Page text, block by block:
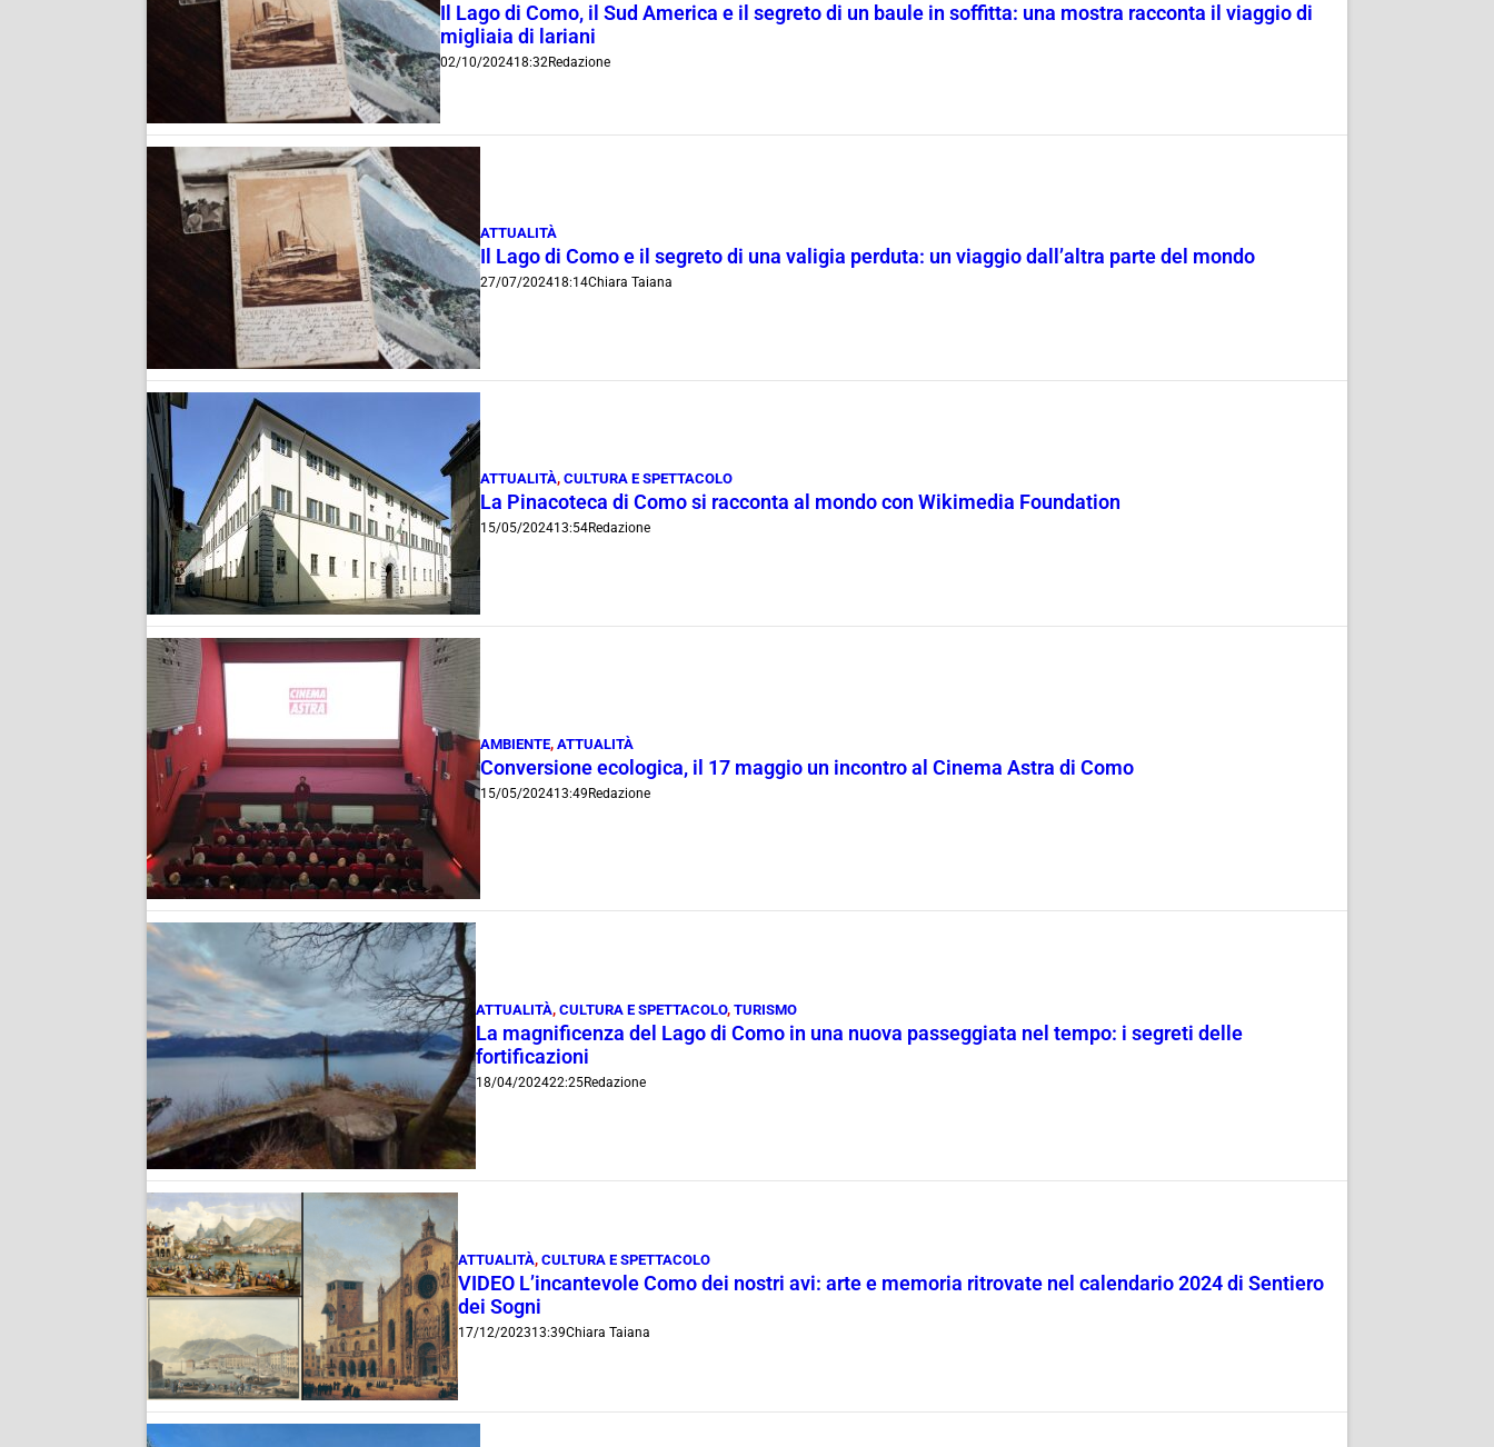
Il Lago di Como, il Sud America e il segreto di un baule in soffitta: una mostra racconta il viaggio di
migliaia di lariani
02/10/202418:32Redazione
ATTUALITÀ
Il Lago di Como e il segreto di una valigia perduta: un viaggio dall’altra parte del mondo
27/07/202418:14Chiara Taiana
ATTUALITÀ, CULTURA E SPETTACOLO
La Pinacoteca di Como si racconta al mondo con Wikimedia Foundation
15/05/202413:54Redazione
AMBIENTE, ATTUALITÀ
Conversione ecologica, il 17 maggio un incontro al Cinema Astra di Como
15/05/202413:49Redazione
ATTUALITÀ, CULTURA E SPETTACOLO, TURISMO
La magnificenza del Lago di Como in una nuova passeggiata nel tempo: i segreti delle
fortificazioni
18/04/202422:25Redazione
ATTUALITÀ, CULTURA E SPETTACOLO
VIDEO L’incantevole Como dei nostri avi: arte e memoria ritrovate nel calendario 2024 di Sentiero
dei Sogni
17/12/202313:39Chiara Taiana